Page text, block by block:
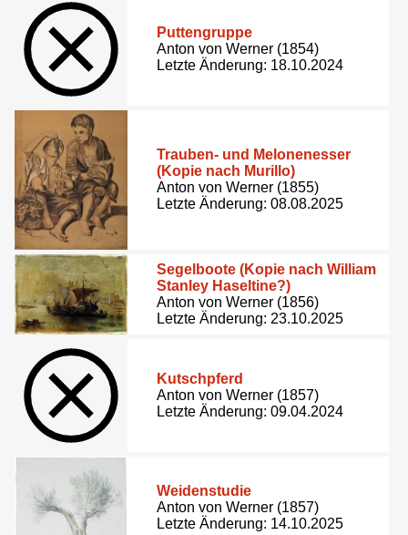
Puttengruppe
Anton von Werner (1854)
Letzte Änderung: 18.10.2024
Trauben- und Melonenesser
(Kopie nach Murillo)
Anton von Werner (1855)
Letzte Änderung: 08.08.2025
Segelboote (Kopie nach William
Stanley Haseltine?)
Anton von Werner (1856)
Letzte Änderung: 23.10.2025
Kutschpferd
Anton von Werner (1857)
Letzte Änderung: 09.04.2024
Weidenstudie
Anton von Werner (1857)
Letzte Änderung: 14.10.2025